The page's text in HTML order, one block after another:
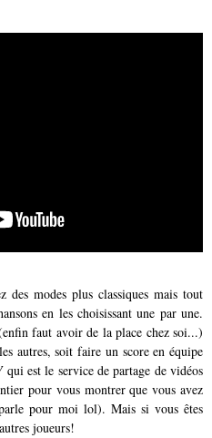
des modes plus classiques mais tout
en les choisissant une par une.
faut avoir de la place chez soi...)
autres, soit faire un score en équipe
qui est le service de partage de vidéos
pour vous montrer que vous avez
pour moi lol). Mais si vous êtes
joueurs!